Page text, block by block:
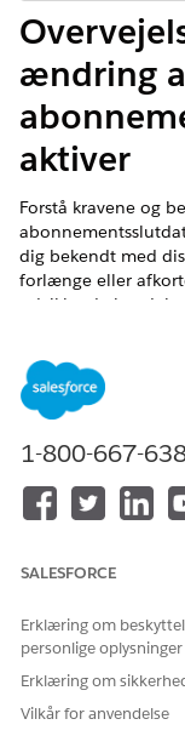
ændring
aktiver
Forstå kravene og
dig bekendt med
forlænge eller
udviklende
Tilgængelig i:
Tilgængelig i:
Omsætningsstyring
Transaktionsstyring
abonnements
abonnementer,
1-800-667-
SALESFORCE
Erklæring om
personlige oplysninger
Erklæring om
Vilkår for anvendelse